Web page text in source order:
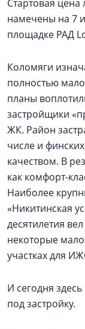
Стартовая цена
намечены на 7
площадке РАД
Коломяги
полностью
планы
застройщики
ЖК. Район
числе и
качеством. В
как комфорт-
Наиболее
«Никитинская
десятилетия
некоторые
участках для
И сегодня
под застройку.